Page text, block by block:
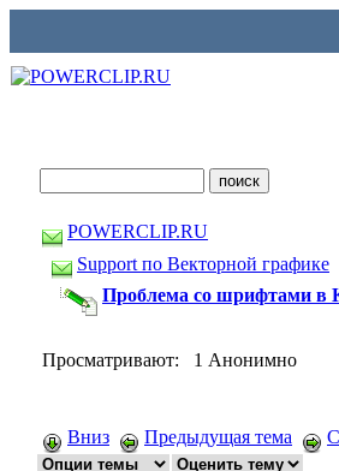
POWERCLIP.RU
Support по Векторной графике
Проблема со шрифтами в
Просматривают: 1 Анонимно
Вниз Предыдущая тема